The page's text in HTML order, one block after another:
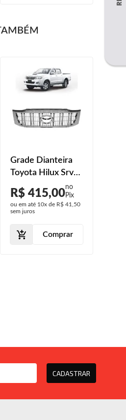
Grade Dianteira
Toyota Hilux Srv
2012 2013 2014
2015
R$ 415,00
ou em até 10x de R$ 41,50
sem juros
Comprar
CADASTRAR